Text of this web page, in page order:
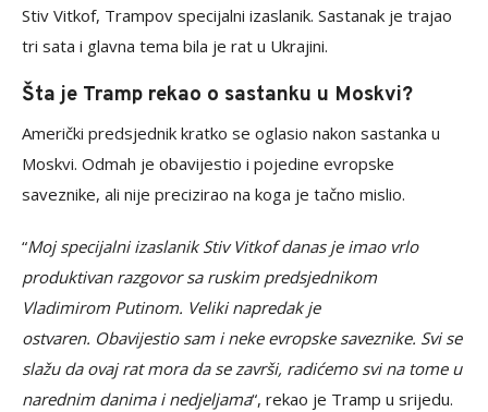
Stiv Vitkof, Trampov specijalni izaslanik. Sastanak je trajao
tri sata i glavna tema bila je rat u Ukrajini.
Šta je Tramp rekao o sastanku u Moskvi?
Američki predsjednik kratko se oglasio nakon sastanka u
Moskvi. Odmah je obavijestio i pojedine evropske
saveznike, ali nije precizirao na koga je tačno mislio.
“Moj specijalni izaslanik Stiv Vitkof danas je imao vrlo
produktivan razgovor sa ruskim predsjednikom
Vladimirom Putinom. Veliki napredak je
ostvaren. Obavijestio sam i neke evropske saveznike. Svi se
slažu da ovaj rat mora da se završi, radićemo svi na tome u
narednim danima i nedjeljama“, rekao je Tramp u srijedu.